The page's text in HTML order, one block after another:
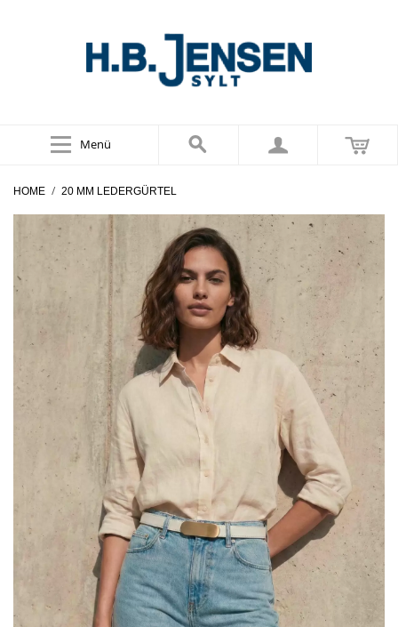
Menü
HOME / 20 MM LEDERGÜRTEL